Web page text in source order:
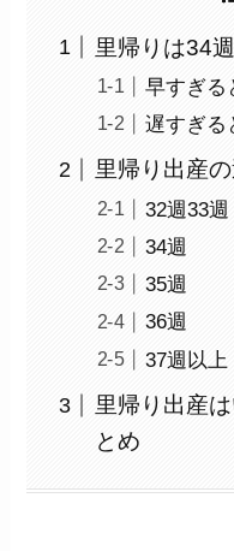
里帰りは34
早すぎる
遅すぎる
里帰り出産
32週33週
34週
35週
36週
37週以上
里帰り出産
とめ